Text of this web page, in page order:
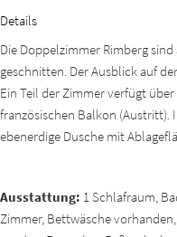
Details
Die Doppelzimmer Rimberg
geschnitten. Der Ausblick auf
Ein Teil der Zimmer verfügt
französischen Balkon (Austritt).
ebenerdige Dusche mit
Ausstattung: 1 Schlafraum,
Zimmer, Bettwäsche